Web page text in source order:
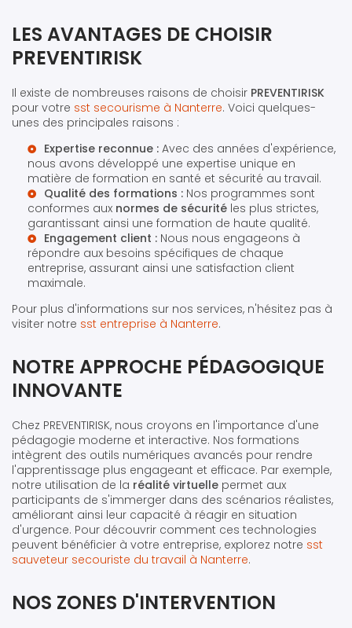
LES AVANTAGES DE CHOISIR
PREVENTIRISK
Il existe de nombreuses raisons de choisir PREVENTIRISK
pour votre sst secourisme à Nanterre. Voici quelques-
unes des principales raisons :
Expertise reconnue : Avec des années d'expérience,
nous avons développé une expertise unique en
matière de formation en santé et sécurité au travail.
Qualité des formations : Nos programmes sont
conformes aux normes de sécurité les plus strictes,
garantissant ainsi une formation de haute qualité.
Engagement client : Nous nous engageons à
répondre aux besoins spécifiques de chaque
entreprise, assurant ainsi une satisfaction client
maximale.
Pour plus d'informations sur nos services, n'hésitez pas à
visiter notre sst entreprise à Nanterre.
NOTRE APPROCHE PÉDAGOGIQUE
INNOVANTE
Chez PREVENTIRISK, nous croyons en l'importance d'une
pédagogie moderne et interactive. Nos formations
intègrent des outils numériques avancés pour rendre
l'apprentissage plus engageant et efficace. Par exemple,
notre utilisation de la réalité virtuelle permet aux
participants de s'immerger dans des scénarios réalistes,
améliorant ainsi leur capacité à réagir en situation
d'urgence. Pour découvrir comment ces technologies
peuvent bénéficier à votre entreprise, explorez notre sst
sauveteur secouriste du travail à Nanterre.
NOS ZONES D'INTERVENTION